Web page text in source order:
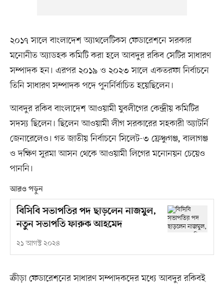
২০১৭ সালে বাংলাদেশ অ্যাথলেটিকস ফেডারেশনে সরকার
মনোনীত অ্যাডহক কমিটি করা হলে আবদুর রকিব সেটির সাধারণ
সম্পাদক হন। এরপর ২০১৯ ও ২০২৩ সালে একতরফা নির্বাচনে
তিনি সাধারণ সম্পাদক পদে পুনর্নির্বাচিত হয়েছিলেন।
আবদুর রকিব বাংলাদেশ আওয়ামী যুবলীগের কেন্দ্রীয় কমিটির
সদস্য ছিলেন। ছিলেন আওয়ামী লীগ সরকারের সহকারী অ্যাটর্নি
জেনারেলেও। গত জাতীয় নির্বাচনে সিলেট-৩ ফ্রেঞ্চুগঞ্জ, বালাগঞ্জ
ও দক্ষিণ সুরমা আসন থেকে আওয়ামী লিগের মনোনয়ন চেয়েও
পাননি।
আরও পড়ুন
বিসিবি সভাপতির পদ ছাড়লেন নাজমুল,
নতুন সভাপতি ফারুক আহমেদ
২১ আগস্ট ২০২৪
ক্রীড়া ফেডারেশনের সাধারণ সম্পাদকদের মধ্যে আবদুর রকিবই